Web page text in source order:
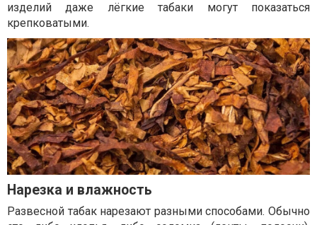
изделий даже лёгкие табаки могут показаться
крепковатыми.
Нарезка и влажность
Развесной табак нарезают разными способами. Обычно